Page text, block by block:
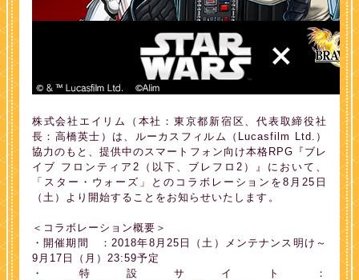
株式会社エイリム（本社：東京都新宿区、代表取締役社
長：高橋英士）は、ルーカスフィルム（Lucasfilm Ltd.）
協力のもと、提供中のスマートフォン向け本格RPG『ブレ
イブ フロンティア2（以下、ブレフロ2）』において、
「スター・ウォーズ」とのコラボレーションを8月25日
（土）より開始することをお知らせいたします。
＜コラボレーション概要＞
・開催期間 ：2018年8月25日（土）メンテナンス明け～
9月17日（月）23:59予定
・特設サイト：